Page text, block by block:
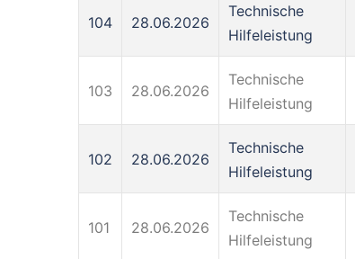
104 28.06.2026
Technische
Hilfeleistung
103 28.06.2026
Technische
Hilfeleistung
102 28.06.2026
Technische
Hilfeleistung
101 28.06.2026
Technische
Hilfeleistung